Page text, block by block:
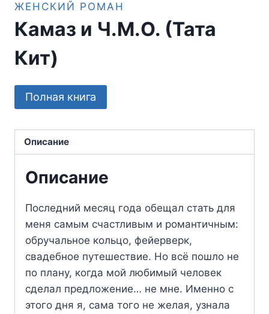
ЖЕНСКИЙ РОМАН
Камаз и Ч.М.О. (Тата
Кит)
Полная книга
Описание
Описание
Последний месяц года обещал стать для
меня самым счастливым и романтичным:
обручальное кольцо, фейерверк,
свадебное путешествие. Но всё пошло не
по плану, когда мой любимый человек
сделал предложение… не мне. Именно с
этого дня я, сама того не желая, узнала